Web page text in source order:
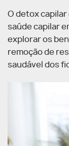
O detox capilar
saúde capilar
explorar os
remoção de
saudável dos